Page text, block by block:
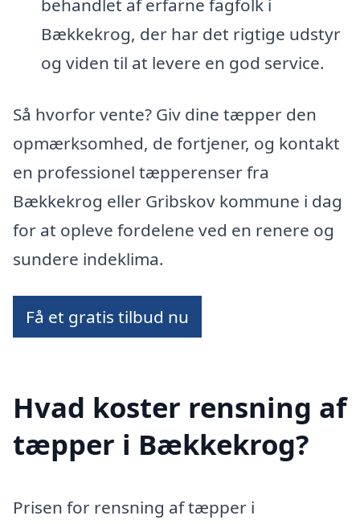
behandlet af erfarne fagfolk i
Bækkekrog, der har det rigtige udstyr
og viden til at levere en god service.
Så hvorfor vente? Giv dine tæpper den
opmærksomhed, de fortjener, og kontakt
en professionel tæpperenser fra
Bækkekrog eller Gribskov kommune i dag
for at opleve fordelene ved en renere og
sundere indeklima.
Få et gratis tilbud nu
Hvad koster rensning af
tæpper i Bækkekrog?
Prisen for rensning af tæpper i